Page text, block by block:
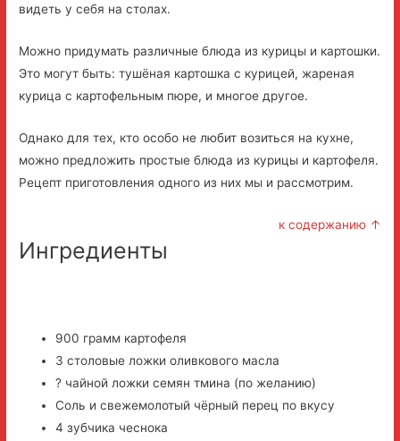
видеть у себя на столах.
Можно придумать различные блюда из курицы и картошки.
Это могут быть: тушёная картошка с курицей, жареная
курица с картофельным пюре, и многое другое.
Однако для тех, кто особо не любит возиться на кухне,
можно предложить простые блюда из курицы и картофеля.
Рецепт приготовления одного из них мы и рассмотрим.
к содержанию ↑
Ингредиенты
900 грамм картофеля
3 столовые ложки оливкового масла
? чайной ложки семян тмина (по желанию)
Соль и свежемолотый чёрный перец по вкусу
4 зубчика чеснока